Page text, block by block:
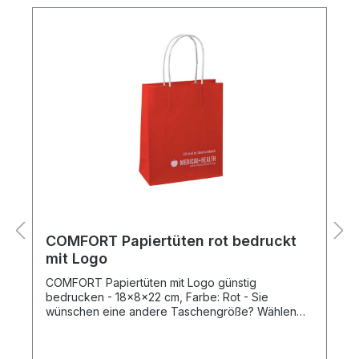
COMFORT Papiertüten rot bedruckt
mit Logo
COMFORT Papiertüten mit Logo günstig
bedrucken - 18x8x22 cm, Farbe: Rot - Sie
wünschen eine andere Taschengröße? Wählen